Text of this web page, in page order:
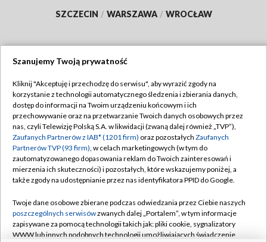
SZCZECIN / WARSZAWA / WROCŁAW
TVP
Abonament TVP
Emisja w TVP
Centrum informacji TVP
Naziemna Telewizja Cyfrowa
Rada Programowa
System NOS
Regulamin TVP
Polityka prywatności
Moje zgody
Pomoc
Kontakt
Szanujemy Twoją prywatność
Kliknij "Akceptuję i przechodzę do serwisu", aby wyrazić zgody na
korzystanie z technologii automatycznego śledzenia i zbierania danych,
dostęp do informacji na Twoim urządzeniu końcowym i ich
przechowywanie oraz na przetwarzanie Twoich danych osobowych przez
nas, czyli Telewizję Polską S.A. w likwidacji (zwaną dalej również „TVP”),
Zaufanych Partnerów z IAB* (1201 firm) oraz pozostałych Zaufanych
Partnerów TVP (93 firm), w celach marketingowych (w tym do
zautomatyzowanego dopasowania reklam do Twoich zainteresowań i
mierzenia ich skuteczności) i pozostałych, które wskazujemy poniżej, a
także zgody na udostępnianie przez nas identyfikatora PPID do Google.
Twoje dane osobowe zbierane podczas odwiedzania przez Ciebie naszych
poszczególnych serwisówzwanych dalej „Portalem”, w tym informacje
zapisywane za pomocą technologii takich jak: pliki cookie, sygnalizatory
WWW lub innych podobnych technologii umożliwiających świadczenie